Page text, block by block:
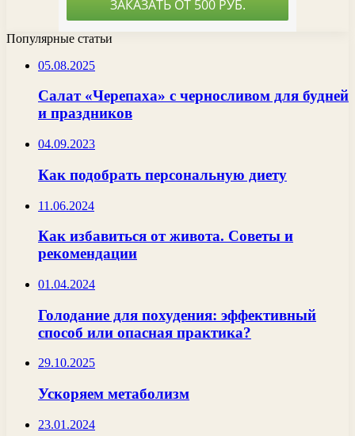
Популярные статьи
05.08.2025
Салат «Черепаха» с черносливом для будней
и праздников
04.09.2023
Как подобрать персональную диету
11.06.2024
Как избавиться от живота. Советы и
рекомендации
01.04.2024
Голодание для похудения: эффективный
способ или опасная практика?
29.10.2025
Ускоряем метаболизм
23.01.2024